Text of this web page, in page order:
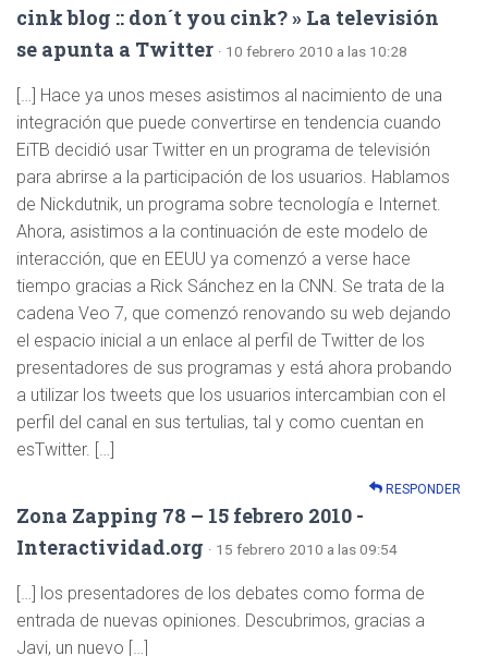
cink blog :: don´t you cink? » La televisión
se apunta a Twitter · 10 febrero 2010 a las 10:28
[…] Hace ya unos meses asistimos al nacimiento de una
integración que puede convertirse en tendencia cuando
EiTB decidió usar Twitter en un programa de televisión
para abrirse a la participación de los usuarios. Hablamos
de Nickdutnik, un programa sobre tecnología e Internet.
Ahora, asistimos a la continuación de este modelo de
interacción, que en EEUU ya comenzó a verse hace
tiempo gracias a Rick Sánchez en la CNN. Se trata de la
cadena Veo 7, que comenzó renovando su web dejando
el espacio inicial a un enlace al perfil de Twitter de los
presentadores de sus programas y está ahora probando
a utilizar los tweets que los usuarios intercambian con el
perfil del canal en sus tertulias, tal y como cuentan en
esTwitter. […]
RESPONDER
Zona Zapping 78 – 15 febrero 2010 -
Interactividad.org · 15 febrero 2010 a las 09:54
[…] los presentadores de los debates como forma de
entrada de nuevas opiniones. Descubrimos, gracias a
Javi, un nuevo […]